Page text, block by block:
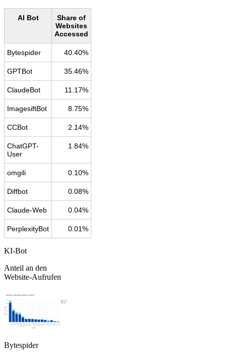
AI Bot
Share of
Websites
Accessed
Bytespider 40.40%
GPTBot 35.46%
ClaudeBot 11.17%
ImagesiftBot 8.75%
CCBot 2.14%
ChatGPT-
User
1.84%
omgili 0.10%
Diffbot 0.08%
Claude-Web 0.04%
PerplexityBot 0.01%
KI-Bot
Anteil an den
Website-Aufrufen
Bytespider